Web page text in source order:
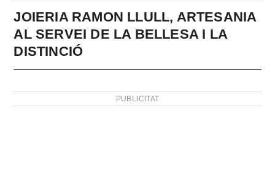
JOIERIA RAMON LLULL, ARTESANIA
AL SERVEI DE LA BELLESA I LA
DISTINCIÓ
PUBLICITAT